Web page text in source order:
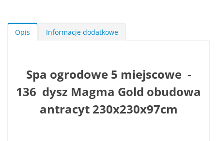
Opis Informacje dodatkowe
Spa ogrodowe 5 miejscowe -
136 dysz Magma Gold obudowa
antracyt 230x230x97cm